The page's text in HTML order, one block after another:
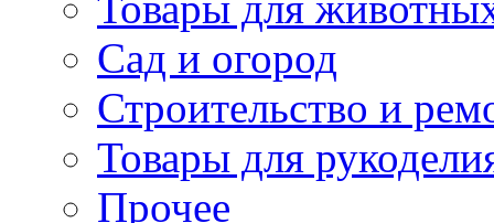
Сад и огород
Строительство и
Товары для
Прочее